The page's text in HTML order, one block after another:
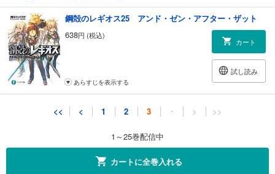
鋼殻のレギオス25 アンド・ゼン・アフター・ザット
638円 (税込)
カート
試し読み
あらすじを表示する
<< < 1 2 3 ・ > >>
1～25巻配信中
カートに全巻入れる